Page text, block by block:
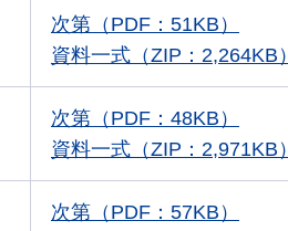
次第（PDF：51KB）
資料一式（ZIP：2,264KB）
次第（PDF：48KB）
資料一式（ZIP：2,971KB）
次第（PDF：57KB）